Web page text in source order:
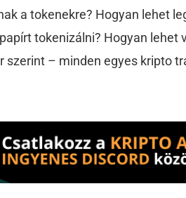
a tokenekre? Hogyan lehet
tokenizálni? Hogyan lehet
szerint – minden egyes kripto